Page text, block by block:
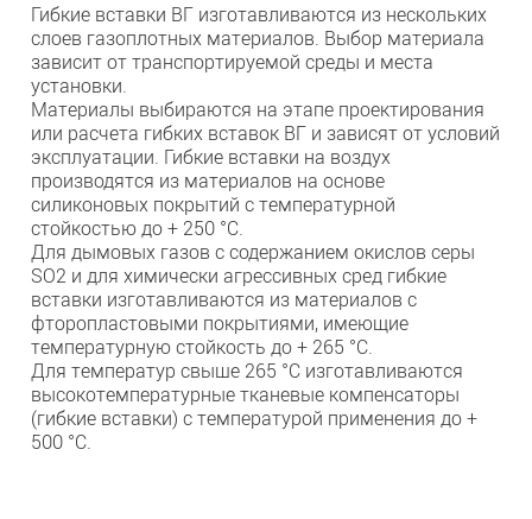
Гибкие вставки ВГ изготавливаются из нескольких
слоев газоплотных материалов. Выбор материала
зависит от транспортируемой среды и места
установки.
Материалы выбираются на этапе проектирования
или расчета гибких вставок ВГ и зависят от условий
эксплуатации. Гибкие вставки на воздух
производятся из материалов на основе
силиконовых покрытий с температурной
стойкостью до + 250 °C.
Для дымовых газов с содержанием окислов серы
SO2 и для химически агрессивных сред гибкие
вставки изготавливаются из материалов с
фторопластовыми покрытиями, имеющие
температурную стойкость до + 265 °C.
Для температур свыше 265 °C изготавливаются
высокотемпературные тканевые компенсаторы
(гибкие вставки) с температурой применения до +
500 °C.